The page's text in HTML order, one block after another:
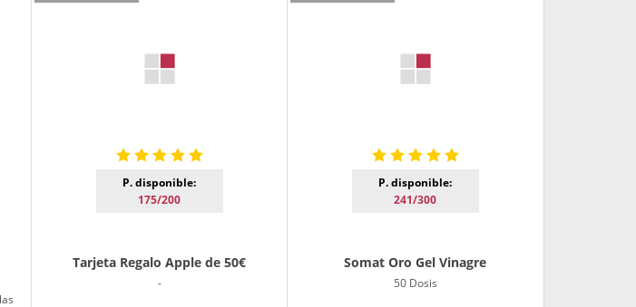
P. disponible:
175/200
Tarjeta Regalo Apple de 50€
-
P. disponible:
241/300
Somat Oro Gel Vinagre
50 Dosis